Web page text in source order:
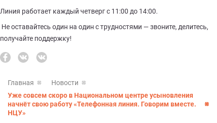
Линия работает каждый четверг с 11:00 до 14:00.
Не оставайтесь один на один с трудностями — звоните, делитесь,
получайте поддержку!
Главная
Новости
Уже совсем скоро в Национальном центре усыновления
начнёт свою работу «Телефонная линия. Говорим вместе.
НЦУ»